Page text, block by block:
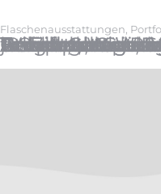
Flaschenausstattungen
1997 Il Gatto Rotwein Briefing: Ein Etikett, modernes Outfit. Anbaugebiet: Italienische Weinbauregionen. Rebsorten: Empfohlene und von der Bezirksverwaltung anerkannte Rebsorten. Weinverarbeitung: unmittelbare Pressung der Trauben, Gärung bei kontrollierter Temperatur. Geschmacksmerkmale: -Aussehen: rubinrot. -Geruch: intensiv, nach jungem Wein. -Geschmack: trocken,